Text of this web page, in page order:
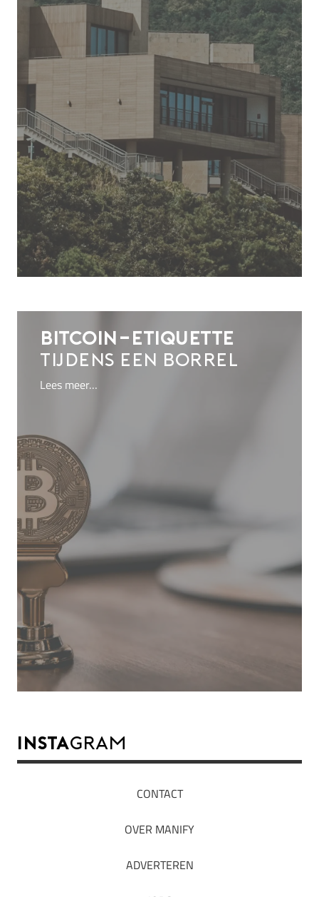
Bitcoin-etiquette
tijdens een borrel
Lees meer…
INSTAGRAM
CONTACT
OVER MANIFY
ADVERTEREN